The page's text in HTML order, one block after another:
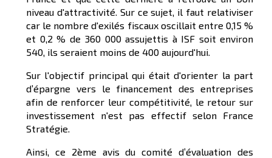
niveau d'attractivité. Sur ce sujet, il faut relativiser
car le nombre d'exilés fiscaux oscillait entre 0,15 %
et 0,2 % de 360 000 assujettis à ISF soit environ
540, ils seraient moins de 400 aujourd'hui.
Sur l'objectif principal qui était d'orienter la part
d’épargne vers le financement des entreprises
afin de renforcer leur compétitivité, le retour sur
investissement n'est pas effectif selon France
Stratégie.
Ainsi, ce 2ème avis du comité d’évaluation des